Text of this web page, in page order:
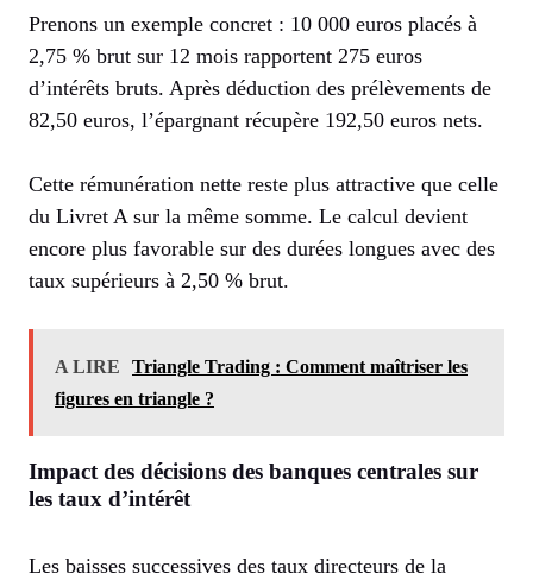
Prenons un exemple concret : 10 000 euros placés à
2,75 % brut sur 12 mois rapportent 275 euros
d’intérêts bruts. Après déduction des prélèvements de
82,50 euros, l’épargnant récupère 192,50 euros nets.
Cette rémunération nette reste plus attractive que celle
du Livret A sur la même somme. Le calcul devient
encore plus favorable sur des durées longues avec des
taux supérieurs à 2,50 % brut.
A LIRE
Triangle Trading : Comment maîtriser les
figures en triangle ?
Impact des décisions des banques centrales sur
les taux d’intérêt
Les baisses successives des taux directeurs de la